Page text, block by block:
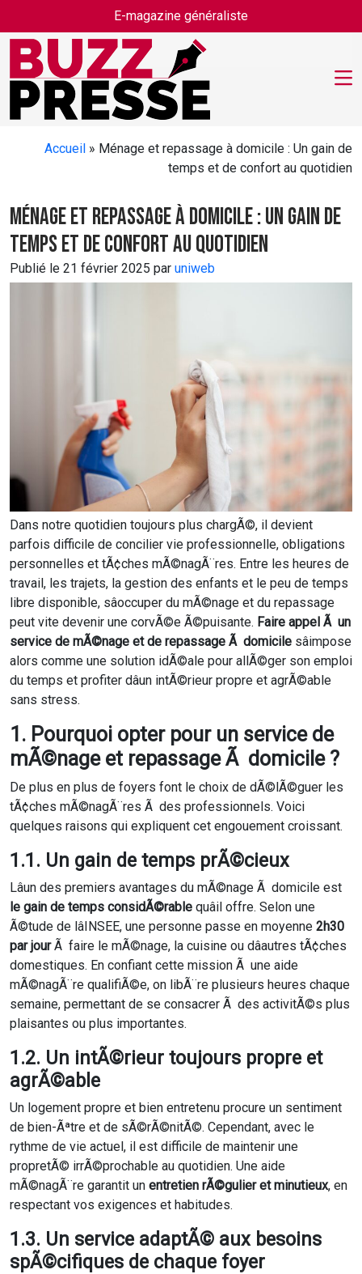
E-magazine généraliste
Accueil » Ménage et repassage à domicile : Un gain de
temps et de confort au quotidien
Ménage et repassage à domicile : Un gain de
temps et de confort au quotidien
Publié le 21 février 2025 par uniweb
Dans notre quotidien toujours plus chargÃ©, il devient
parfois difficile de concilier vie professionnelle, obligations
personnelles et tÃ¢ches mÃ©nagÃ¨res. Entre les heures de
travail, les trajets, la gestion des enfants et le peu de temps
libre disponible, sâoccuper du mÃ©nage et du repassage
peut vite devenir une corvÃ©e Ã©puisante. Faire appel Ã un
service de mÃ©nage et de repassage Ã domicile sâimpose
alors comme une solution idÃ©ale pour allÃ©ger son emploi
du temps et profiter dâun intÃ©rieur propre et agrÃ©able
sans stress.
1. Pourquoi opter pour un service de
mÃ©nage et repassage Ã domicile ?
De plus en plus de foyers font le choix de dÃ©lÃ©guer les
tÃ¢ches mÃ©nagÃ¨res Ã des professionnels. Voici
quelques raisons qui expliquent cet engouement croissant.
1.1. Un gain de temps prÃ©cieux
Lâun des premiers avantages du mÃ©nage Ã domicile est
le gain de temps considÃ©rable quâil offre. Selon une
Ã©tude de lâINSEE, une personne passe en moyenne 2h30
par jourÃ faire le mÃ©nage, la cuisine ou dâautres tÃ¢ches
domestiques. En confiant cette mission Ã une aide
mÃ©nagÃ¨re qualifiÃ©e, on libÃ¨re plusieurs heures chaque
semaine, permettant de se consacrer Ã des activitÃ©s plus
plaisantes ou plus importantes.
1.2. Un intÃ©rieur toujours propre et
agrÃ©able
Un logement propre et bien entretenu procure un sentiment
de bien-Ãªtre et de sÃ©rÃ©nitÃ©. Cependant, avec le
rythme de vie actuel, il est difficile de maintenir une
propretÃ© irrÃ©prochable au quotidien. Une aide
mÃ©nagÃ¨re garantit un entretien rÃ©gulier et minutieux, en
respectant vos exigences et habitudes.
1.3. Un service adaptÃ© aux besoins
spÃ©cifiques de chaque foyer